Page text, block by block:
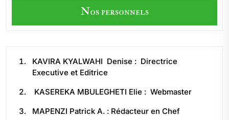
Nos personnels
KAVIRA KYALWAHI Denise : Directrice
Executive et Editrice
KASEREKA MBULEGHETI Elie : Webmaster
MAPENZI Patrick A. : Rédacteur en Chef